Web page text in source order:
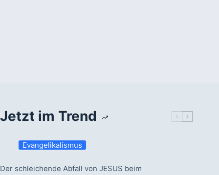
Jetzt im Trend
Evangelikalismus
Der schleichende Abfall von JESUS beim